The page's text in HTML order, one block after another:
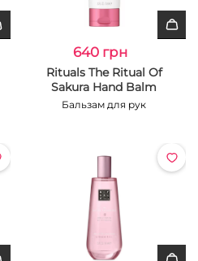
640 грн
Rituals The Ritual Of
Sakura Hand Balm
Бальзам для рук